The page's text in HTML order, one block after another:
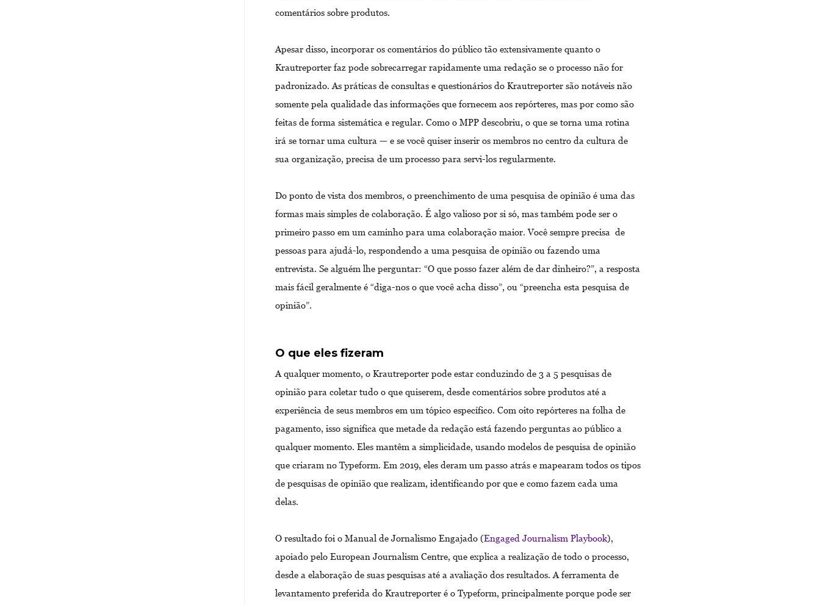
comentários sobre produtos.
Apesar disso, incorporar os comentários do público tão extensivamente quanto o
Krautreporter faz pode sobrecarregar rapidamente uma redação se o processo não for
padronizado. As práticas de consultas e questionários do Krautreporter são notáveis ​​não
somente pela qualidade das informações que fornecem aos repórteres, mas por como são
feitas de forma sistemática e regular. Como o MPP descobriu, o que se torna uma rotina
irá se tornar uma cultura — e se você quiser inserir os membros no centro da cultura de
sua organização, precisa de um processo para servi-los regularmente.
Do ponto de vista dos membros, o preenchimento de uma pesquisa de opinião é uma das
formas mais simples de colaboração. É algo valioso por si só, mas também pode ser o
primeiro passo em um caminho para uma colaboração maior. Você sempre precisa de
pessoas para ajudá-lo, respondendo a uma pesquisa de opinião ou fazendo uma
entrevista. Se alguém lhe perguntar: “O que posso fazer além de dar dinheiro?”, a resposta
mais fácil geralmente é “diga-nos o que você acha disso”, ou “preencha esta pesquisa de
opinião”.
O que eles fizeram
A qualquer momento, o Krautreporter pode estar conduzindo de 3 a 5 pesquisas de
opinião para coletar tudo o que quiserem, desde comentários sobre produtos até a
experiência de seus membros em um tópico específico. Com oito repórteres na folha de
pagamento, isso significa que metade da redação está fazendo perguntas ao público a
qualquer momento. Eles mantêm a simplicidade, usando modelos de pesquisa de opinião
que criaram no Typeform. Em 2019, eles deram um passo atrás e mapearam todos os tipos
de pesquisas de opinião que realizam, identificando por que e como fazem cada uma
delas.
O resultado foi o Manual de Jornalismo Engajado (Engaged Journalism Playbook),
apoiado pelo European Journalism Centre, que explica a realização de todo o processo,
desde a elaboração de suas pesquisas até a avaliação dos resultados. A ferramenta de
levantamento preferida do Krautreporter é o Typeform, principalmente porque pode ser